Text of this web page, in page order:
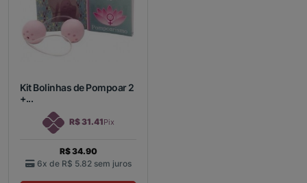
Kit Bolinhas de Pompoar 2
+...
R$ 31.41Pix
R$ 34.90
6x de R$ 5.82 sem juros